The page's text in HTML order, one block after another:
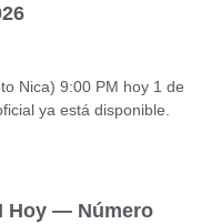
Nica) 9:00 PM hoy 1 de
ya está disponible.
Hoy — Número